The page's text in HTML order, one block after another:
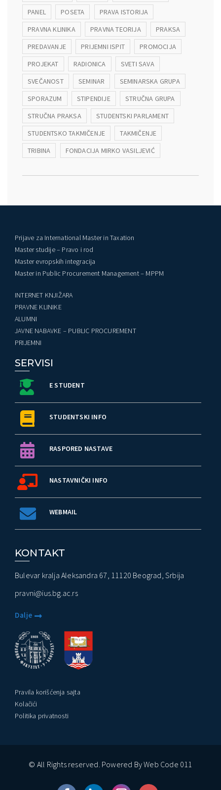
PANEL
POSETA
PRAVA ISTORIJA
PRAVNA KLINIKA
PRAVNA TEORIJA
PRAKSA
PREDAVANJE
PRIJEMNI ISPIT
PROMOCIJA
PROJEKAT
RADIONICA
SVETI SAVA
SVEČANOST
SEMINAR
SEMINARSKA GRUPA
SPORAZUM
STIPENDIJE
STRUČNA GRUPA
STRUČNA PRAKSA
STUDENTSKI PARLAMENT
STUDENTSKO TAKMIČENJE
TAKMIČENJE
TRIBINA
FONDACIJA MIRKO VASILJEVIĆ
Prijave za International Master in Taxation
Master studije – Pravo i rod
Master evropskih integracija
Master in Public Procurement Management – MPPM
INTERNET KNJIŽARA
PRAVNE KLINIKE
ALUMNI
JAVNE NABAVKE – PUBLIC PROCUREMENT
PRIJEMNI
SERVISI
E STUDENT
STUDENTSKI INFO
RASPORED NASTAVE
NASTAVNIČKI INFO
WEBMAIL
KONTAKT
Bulevar kralja Aleksandra 67, 11120 Beograd, Srbija
pravni@ius.bg.ac.rs
Dalje
Pravila korišćenja sajta
Kolačići
Politika privatnosti
© All Rights reserved. Powered By Web Code 011